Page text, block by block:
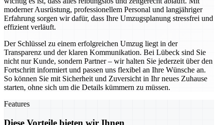
moderner Ausrüstung, professionellem Personal und langjähriger
Erfahrung sorgen wir dafür, dass Ihre Umzugsplanung stressfrei und
effizient verläuft.
Der Schlüssel zu einem erfolgreichen Umzug liegt in der
Transparenz und der klaren Kommunikation. Bei Lübeck sind Sie
nicht nur Kunde, sondern Partner – wir halten Sie jederzeit über den
Fortschritt informiert und passen uns flexibel an Ihre Wünsche an.
So können Sie mit Sicherheit und Zuversicht in Ihr neues Zuhause
starten, ohne sich um die Details kümmern zu müssen.
Features
Diese Vorteile bieten wir Ihnen